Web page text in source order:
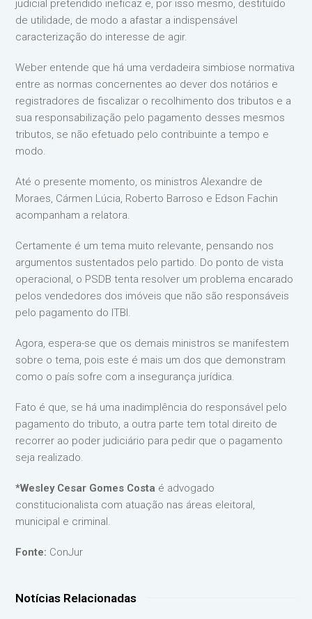
judicial pretendido ineficaz e, por isso mesmo, destituído
de utilidade, de modo a afastar a indispensável
caracterização do interesse de agir.
Weber entende que há uma verdadeira simbiose normativa
entre as normas concernentes ao dever dos notários e
registradores de fiscalizar o recolhimento dos tributos e a
sua responsabilização pelo pagamento desses mesmos
tributos, se não efetuado pelo contribuinte a tempo e
modo.
Até o presente momento, os ministros Alexandre de
Moraes, Cármen Lúcia, Roberto Barroso e Edson Fachin
acompanham a relatora.
Certamente é um tema muito relevante, pensando nos
argumentos sustentados pelo partido. Do ponto de vista
operacional, o PSDB tenta resolver um problema encarado
pelos vendedores dos imóveis que não são responsáveis
pelo pagamento do ITBI.
Agora, espera-se que os demais ministros se manifestem
sobre o tema, pois este é mais um dos que demonstram
como o país sofre com a insegurança jurídica.
Fato é que, se há uma inadimplência do responsável pelo
pagamento do tributo, a outra parte tem total direito de
recorrer ao poder judiciário para pedir que o pagamento
seja realizado.
*Wesley Cesar Gomes Costa é advogado
constitucionalista com atuação nas áreas eleitoral,
municipal e criminal.
Fonte: ConJur
Notícias Relacionadas